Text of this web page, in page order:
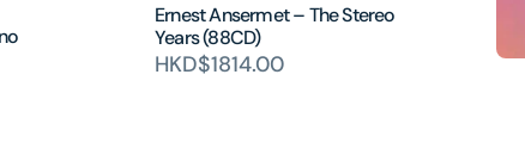
Ernest Ansermet – The Stereo
Years (88CD)
HKD$1814.00